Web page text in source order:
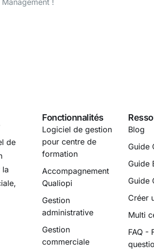
!
de
la
Fonctionnalités
Logiciel de gestion
pour centre de
formation
Accompagnement
Qualiopi
Gestion
administrative
Gestion
commerciale
Blog
Guide
Guide
Guide
Créer
Multi
FAQ -